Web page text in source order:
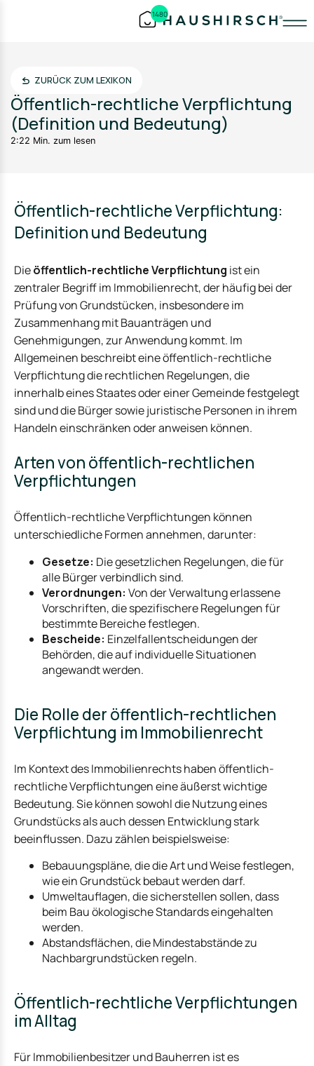
1480
ZURÜCK ZUM LEXIKON
Öffentlich-rechtliche Verpflichtung
(Definition und Bedeutung)
2:22 Min. zum lesen
Öffentlich-rechtliche Verpflichtung:
Definition und Bedeutung
Dieöffentlich-rechtliche Verpflichtung ist ein
zentraler Begriff im Immobilienrecht, der häufig bei der
Prüfung von Grundstücken, insbesondere im
Zusammenhang mit Bauanträgen und
Genehmigungen, zur Anwendung kommt. Im
Allgemeinen beschreibt eine öffentlich-rechtliche
Verpflichtung die rechtlichen Regelungen, die
innerhalb eines Staates oder einer Gemeinde festgelegt
sind und die Bürger sowie juristische Personen in ihrem
Handeln einschränken oder anweisen können.
Arten von öffentlich-rechtlichen
Verpflichtungen
Öffentlich-rechtliche Verpflichtungen können
unterschiedliche Formen annehmen, darunter:
Gesetze: Die gesetzlichen Regelungen, die für
alle Bürger verbindlich sind.
Verordnungen: Von der Verwaltung erlassene
Vorschriften, die spezifischere Regelungen für
bestimmte Bereiche festlegen.
Bescheide: Einzelfallentscheidungen der
Behörden, die auf individuelle Situationen
angewandt werden.
Die Rolle der öffentlich-rechtlichen
Verpflichtung im Immobilienrecht
Im Kontext des Immobilienrechts haben öffentlich-
rechtliche Verpflichtungen eine äußerst wichtige
Bedeutung. Sie können sowohl die Nutzung eines
Grundstücks als auch dessen Entwicklung stark
beeinflussen. Dazu zählen beispielsweise:
Bebauungspläne, die die Art und Weise festlegen,
wie ein Grundstück bebaut werden darf.
Umweltauflagen, die sicherstellen sollen, dass
beim Bau ökologische Standards eingehalten
werden.
Abstandsflächen, die Mindestabstände zu
Nachbargrundstücken regeln.
Öffentlich-rechtliche Verpflichtungen
im Alltag
Für Immobilienbesitzer und Bauherren ist es